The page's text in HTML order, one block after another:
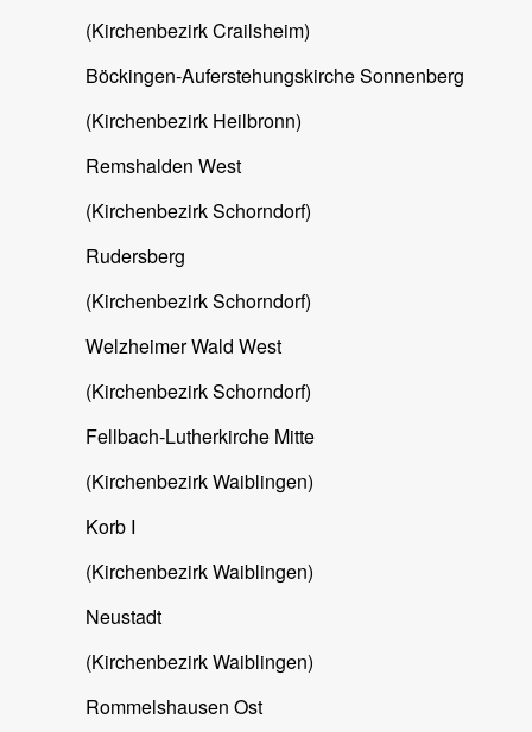
(Kirchenbezirk Crailsheim)
Böckingen-Auferstehungskirche Sonnenberg
(Kirchenbezirk Heilbronn)
Remshalden West
(Kirchenbezirk Schorndorf)
Rudersberg
(Kirchenbezirk Schorndorf)
Welzheimer Wald West
(Kirchenbezirk Schorndorf)
Fellbach-Lutherkirche Mitte
(Kirchenbezirk Waiblingen)
Korb I
(Kirchenbezirk Waiblingen)
Neustadt
(Kirchenbezirk Waiblingen)
Rommelshausen Ost